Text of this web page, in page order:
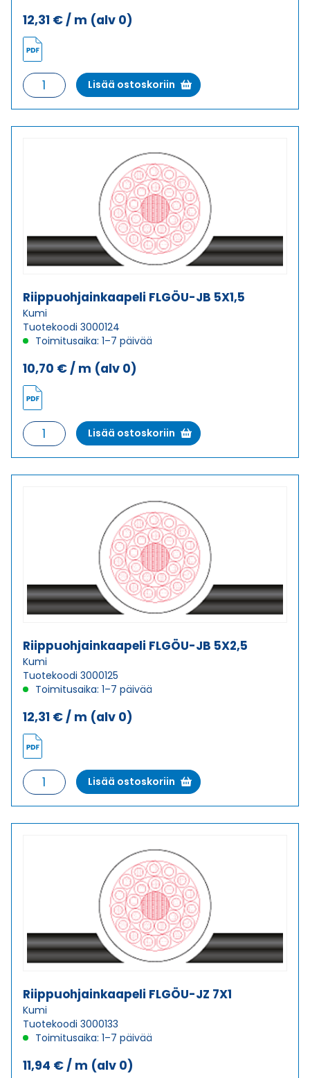
12,31 € / m (alv 0)
Riippuohjainkaapeli
FLGÖU-
JB
Lisää ostoskoriin
Riippuohjainkaapeli FLGÖU-JB 5X1,5
Kumi
Tuotekoodi 3000124
Toimitusaika: 1–7 päivää
10,70 € / m (alv 0)
Riippuohjainkaapeli
FLGÖU-
JB
Lisää ostoskoriin
Riippuohjainkaapeli FLGÖU-JB 5X2,5
Kumi
Tuotekoodi 3000125
Toimitusaika: 1–7 päivää
12,31 € / m (alv 0)
Riippuohjainkaapeli
FLGÖU-
JB
Lisää ostoskoriin
Riippuohjainkaapeli FLGÖU-JZ 7X1
Kumi
Tuotekoodi 3000133
Toimitusaika: 1–7 päivää
11,94 € / m (alv 0)